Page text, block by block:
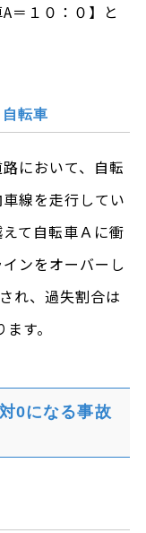
＝１０：０】と
転車
において、自転
線を走行してい
て自転車Ａに衝
ンをオーバーし
れ、過失割合は
す。
0になる事故